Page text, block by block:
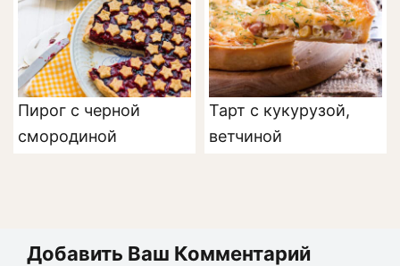
Пирог с черной
смородиной
Тарт с кукурузой,
ветчиной
Добавить Ваш Комментарий